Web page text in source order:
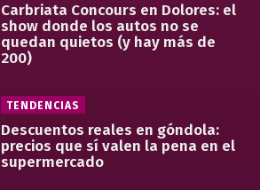
Carbriata Concours en Dolores: el
show donde los autos no se
quedan quietos (y hay más de
200)
TENDENCIAS
Descuentos reales en góndola:
precios que sí valen la pena en el
supermercado